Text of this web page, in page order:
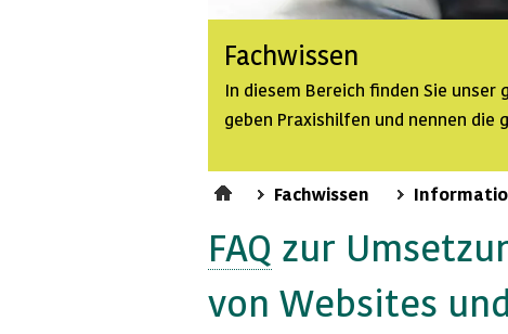
Fachwissen
In diesem Bereich finden Sie
geben Praxishilfen und nennen die
Fachwissen
FAQ zur
von Websites